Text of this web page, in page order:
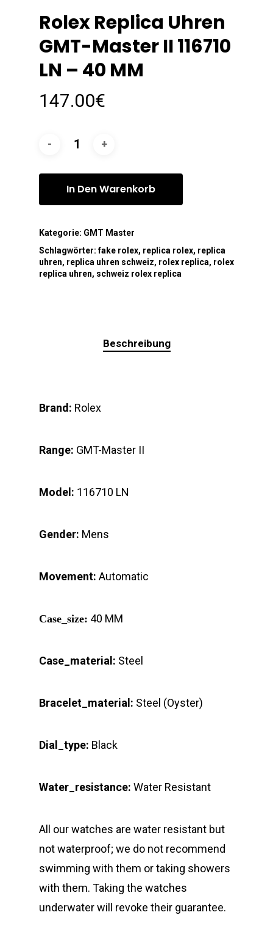
Rolex Replica Uhren
GMT-Master II 116710
LN – 40 MM
147.00€
In Den Warenkorb
Kategorie: GMT Master
Schlagwörter:fake rolex, replica rolex, replica
uhren, replica uhren schweiz, rolex replica, rolex
replica uhren, schweiz rolex replica
Beschreibung
Brand: Rolex
Range: GMT-Master II
Model: 116710 LN
Gender: Mens
Movement: Automatic
Case_size: 40 MM
Case_material: Steel
Bracelet_material: Steel (Oyster)
Dial_type: Black
Water_resistance: Water Resistant
All our watches are water resistant but
not waterproof; we do not recommend
swimming with them or taking showers
with them. Taking the watches
underwater will revoke their guarantee.